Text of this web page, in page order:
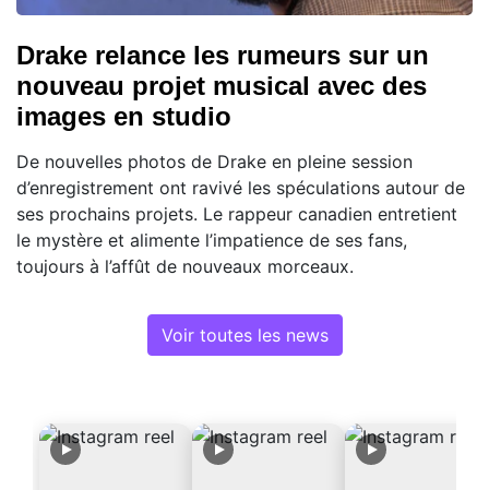
Drake relance les rumeurs sur un
nouveau projet musical avec des
images en studio
De nouvelles photos de Drake en pleine session
d’enregistrement ont ravivé les spéculations autour de
ses prochains projets. Le rappeur canadien entretient
le mystère et alimente l’impatience de ses fans,
toujours à l’affût de nouveaux morceaux.
Voir toutes les news